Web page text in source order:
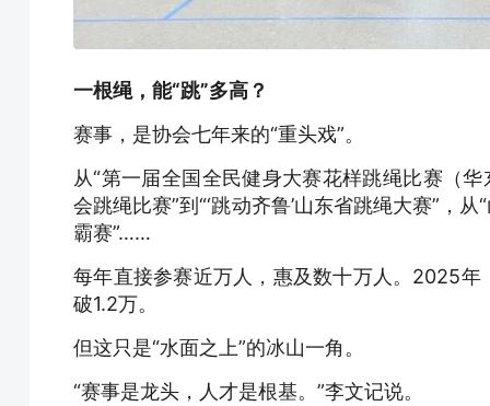
一根绳，能“跳”多高？
赛事，是协会七年来的“重头戏”。
从“第一届全国全民健身大赛花样跳绳比赛（
会跳绳比赛”到“‘跳动齐鲁’山东省跳绳大赛”，
霸赛”……
每年直接参赛近万人，惠及数十万人。2025年
破1.2万。
但这只是“水面之上”的冰山一角。
“赛事是龙头，人才是根基。”李文记说。